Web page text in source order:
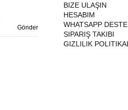
Gönder
BIZE ULAŞIN
HESABIM
WHATSAPP
SIPARIŞ TAKIBI
GIZLILIK